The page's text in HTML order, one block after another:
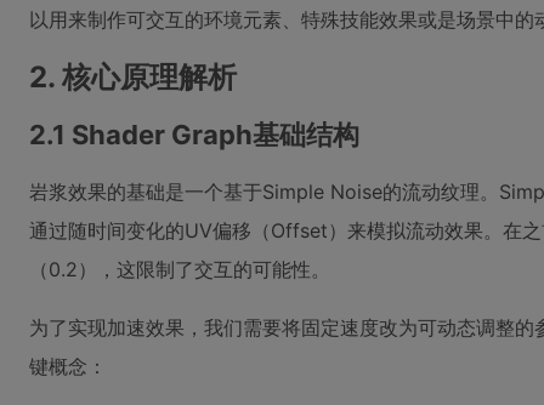
以用来制作可交互的环境元素、特殊技能效果或是场景中的
2. 核心原理解析
2.1 Shader Graph基础结构
岩浆效果的基础是一个基于Simple Noise的流动纹理。
通过随时间变化的UV偏移（Offset）来模拟流动效果。在
（0.2），这限制了交互的可能性。
为了实现加速效果，我们需要将固定速度改为可动态调整
键概念：